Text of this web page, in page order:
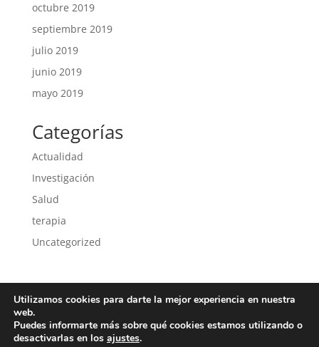
octubre 2019
septiembre 2019
julio 2019
junio 2019
mayo 2019
Categorías
Actualidad
Investigación
Salud
terapia
Uncategorized
Utilizamos cookies para darte la mejor experiencia en nuestra
web.
Puedes informarte más sobre qué cookies estamos utilizando o
desactivarlas en los ajustes.